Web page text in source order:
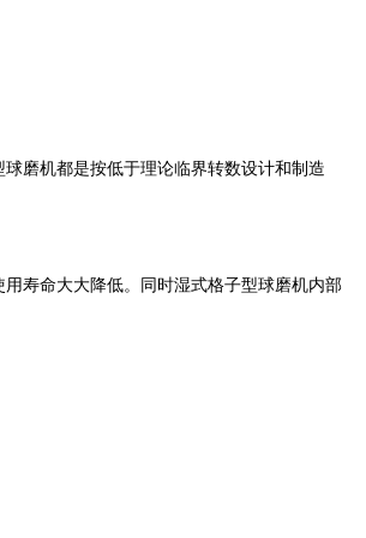
磨机都是按低于理论临界转数设计和制造
寿命大大降低。同时湿式格子型球磨机内部